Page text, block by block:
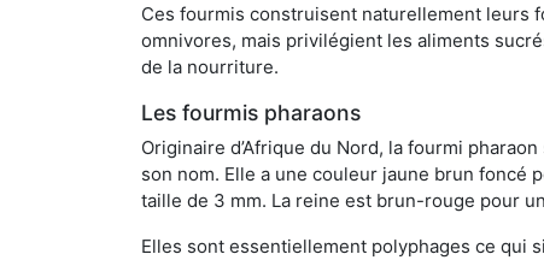
Ces fourmis construisent naturellement leurs
omnivores, mais privilégient les aliments
de la nourriture.
Les fourmis pharaons
Originaire d’Afrique du Nord, la fourmi
son nom. Elle a une couleur jaune brun foncé
taille de 3 mm. La reine est brun-rouge pour
Elles sont essentiellement polyphages ce qui